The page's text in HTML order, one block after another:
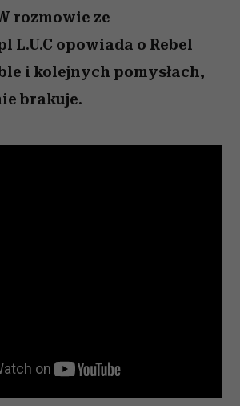
rozmowie ze
L.U.C opowiada o Rebel
i kolejnych pomysłach,
brakuje.